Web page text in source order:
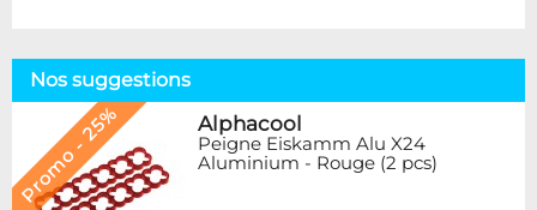
Nos suggestions
Promo - 25% Alphacool
Peigne Eiskamm Alu X24
Aluminium - Rouge (2 pcs)